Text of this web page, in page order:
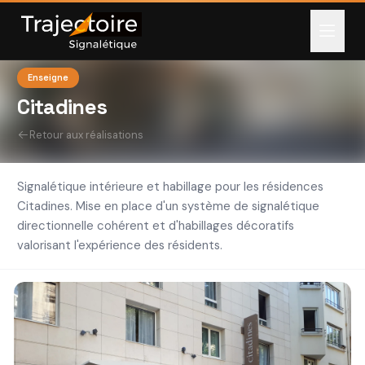
Enseigne
Citadines
Retour aux réalisations
Signalétique intérieure et habillage pour les résidences
Citadines. Mise en place d'un système de signalétique
directionnelle cohérent et d'habillages décoratifs
valorisant l'expérience des résidents.